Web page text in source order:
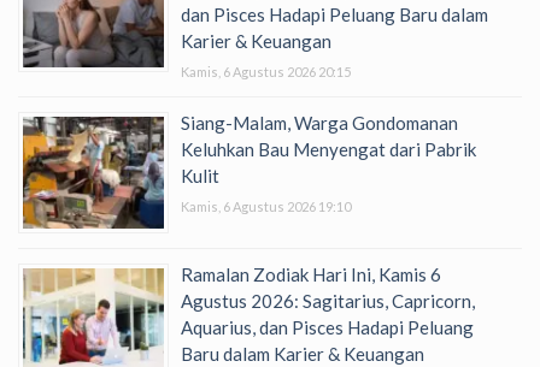
dan Pisces Hadapi Peluang Baru dalam
Karier & Keuangan
Kamis, 6 Agustus 2026 20:15
Siang-Malam, Warga Gondomanan
Keluhkan Bau Menyengat dari Pabrik
Kulit
Kamis, 6 Agustus 2026 19:10
Ramalan Zodiak Hari Ini, Kamis 6
Agustus 2026: Sagitarius, Capricorn,
Aquarius, dan Pisces Hadapi Peluang
Baru dalam Karier & Keuangan